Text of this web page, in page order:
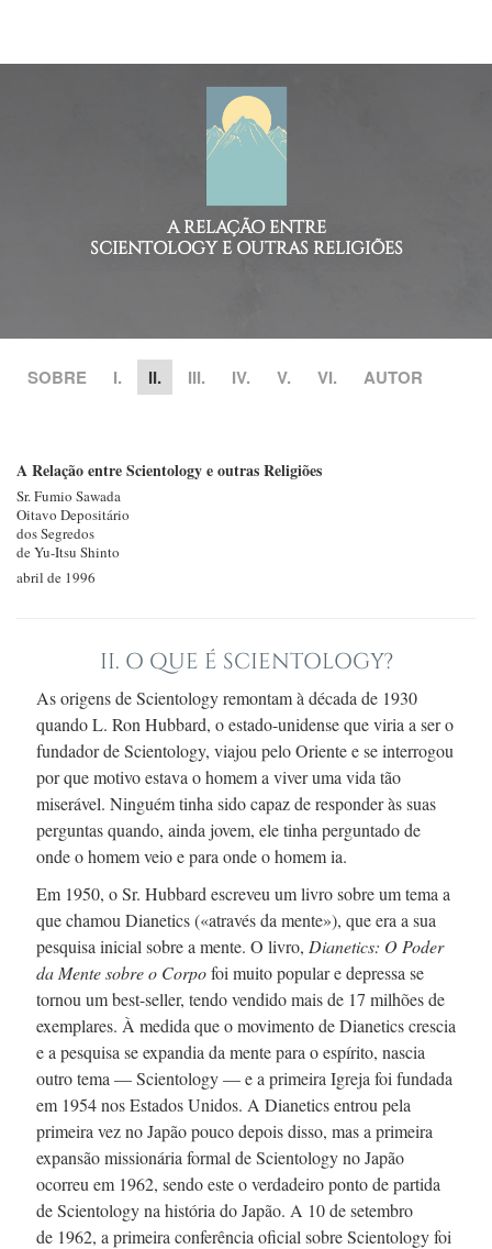
A RELAÇÃO ENTRE
SCIENTOLOGY E OUTRAS RELIGIÕES
SOBRE I. II. III. IV. V. VI. AUTOR
A Relação entre Scientology e outras Religiões
Sr. Fumio Sawada
Oitavo Depositário
dos Segredos
de Yu-Itsu Shinto
abril de 1996
II. O QUE É SCIENTOLOGY?
As origens de Scientology remontam à década de 1930
quandoL. Ron Hubbard, oestado-unidenseque viria a ser o
fundador de Scientology, viajou pelo Oriente e se interrogou
por que motivo estava o homem a viver uma vida tão
miserável. Ninguém tinha sido capaz de responder às suas
perguntas quando, ainda jovem, ele tinha perguntado de
onde o homem veio e para onde o homem ia.
Em 1950, oSr. Hubbard escreveu um livro sobre um tema a
que chamou Dianetics («através da mente»), que era a sua
pesquisa inicial sobre a mente. O livro, Dianetics: O Poder
da Mente sobre o Corpofoi muito popular e depressa se
tornou umbest-seller, tendo vendido maisde 17 milhõesde
exemplares. À medida que o movimento de Dianetics crescia
e a pesquisa se expandia da mente para o espírito, nascia
outro tema — Scientology — e a primeira Igreja foi fundada
em 1954nos Estados Unidos. A Dianetics entrou pela
primeira vez no Japão pouco depois disso, mas a primeira
expansão missionária formal de Scientology no Japão
ocorreu em 1962, sendo este o verdadeiro ponto de partida
de Scientology na história do Japão. A 10 desetembro
de 1962, a primeira conferência oficial sobre Scientology foi